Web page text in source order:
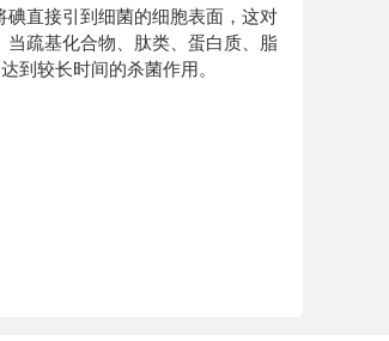
直接引到细菌的细胞表面，这对
疏基化合物、肽类、蛋白质、脂
到较长时间的杀菌作用。